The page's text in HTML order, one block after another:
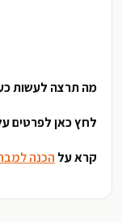
מה תרצה לעשות
לחץ כאן לפרטים
קרא על הכנה